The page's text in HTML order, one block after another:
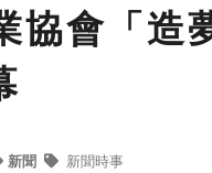
協會「造
新聞 新聞時事